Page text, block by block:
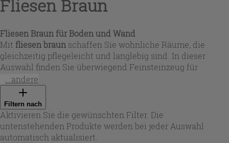
Fliesen Braun
Fliesen Braun für Boden und Wand
Mit fliesen braun schaffen Sie wohnliche Räume, die
gleichzeitig pflegeleicht und langlebig sind. In dieser
Auswahl finden Sie überwiegend Feinsteinzeug für
Innenbereiche – geeignet als
Wandbelag – mit Oberflächen von matt und naturbelassen
bis glasiert oder poliert. Farblich reicht das Spektrum von
warmem Honigton bis zu kräftigen, erdigen Nuancen,
sodass sichbraune fliesen harmonisch in moderne,
klassische oder rustikale Einrichtungskonzepte einfügen.
...andere
Filtern nach
Aktivieren Sie die gewünschten Filter. Die
untenstehenden Produkte werden bei jeder Auswahl
automatisch aktualisiert.